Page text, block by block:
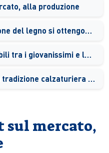
alla produzione
Dagli scarti di lavorazione del legno si ottengono bio-polimeri e filati per le scarpe
Consumatori responsabili tra i giovanissimi e le donne over 35
Gli artigiani locali della tradizione calzaturiera e il loro coinvolgimento
sul mercato,